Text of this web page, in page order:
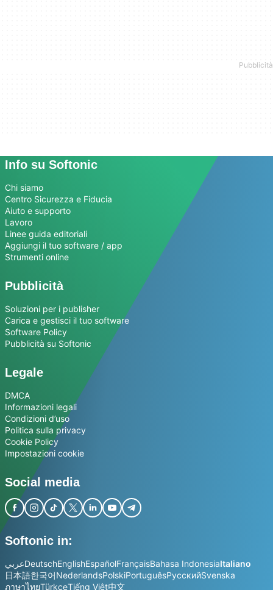
Info su Softonic
Chi siamo
Centro Sicurezza e Fiducia
Aiuto e supporto
Lavoro
Linee guida editoriali
Aggiungi il tuo software / app
Strumenti online
Pubblicità
Soluzioni per i publisher
Carica e gestisci il tuo software
Software Policy
Pubblicità su Softonic
Legale
DMCA
Informazioni legali
Condizioni d’uso
Politica sulla privacy
Cookie Policy
Impostazioni cookie
Social media
Softonic in:
عربيDeutschEnglishEspañolFrançaisBahasa IndonesiaItaliano
日本語한국어NederlandsPolskiPortuguêsРусскийSvenska
ภาษาไทยTürkçeTiếng Việt中文